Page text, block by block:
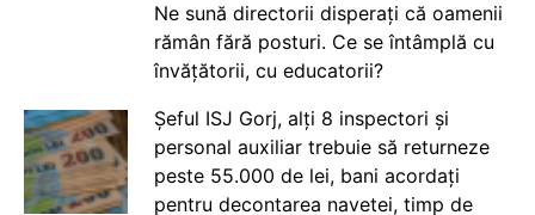
Ne sună directorii disperați că oamenii
rămân fără posturi. Ce se întâmplă cu
învățătorii, cu educatorii?
Șeful ISJ Gorj, alți 8 inspectori și
personal auxiliar trebuie să returneze
peste 55.000 de lei, bani acordați
pentru decontarea navetei, timp de